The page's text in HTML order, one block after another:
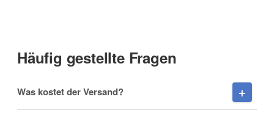
Häufig gestellte Fragen
Was kostet der Versand?